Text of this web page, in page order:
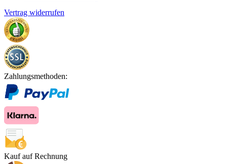
Vertrag widerrufen
Zahlungsmethoden:
Kauf auf Rechnung